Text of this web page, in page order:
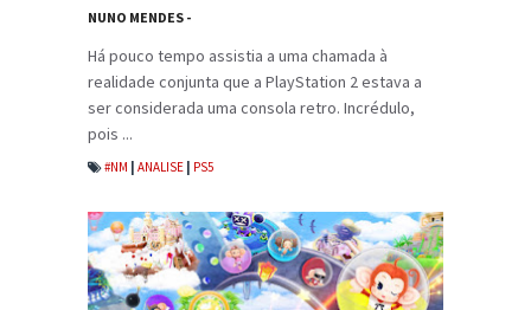
NUNO MENDES -
Há pouco tempo assistia a uma chamada à
realidade conjunta que a PlayStation 2 estava a
ser considerada uma consola retro. Incrédulo,
pois ...
#NM ANALISE PS5